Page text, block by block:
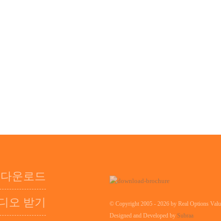
운로드
오 받기
© Copyright 2005 - 2026 by Real Options
Designed and Developed by Subraa